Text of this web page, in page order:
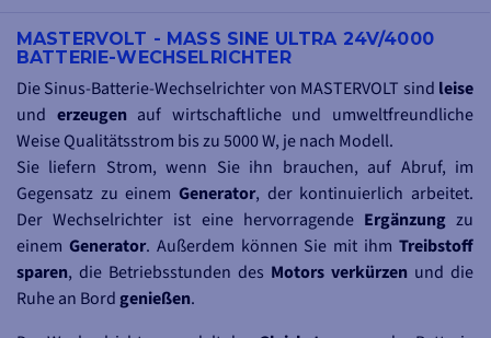
MASTERVOLT - MASS SINE ULTRA 24V/4000
BATTERIE-WECHSELRICHTER
Die Sinus-Batterie-Wechselrichter von MASTERVOLT sind leise
und erzeugenauf wirtschaftliche und umweltfreundliche
Weise Qualitätsstrom bis zu 5000 W, je nach Modell.
Sie liefern Strom, wenn Sie ihn brauchen, auf Abruf, im
Gegensatz zu einem Generator, der kontinuierlich arbeitet.
Der Wechselrichter ist eine hervorragende Ergänzungzu
einem Generator. Außerdem können Sie mit ihmTreibstoff
sparen, die Betriebsstunden des Motors verkürzen und die
Ruhe an Bordgenießen.